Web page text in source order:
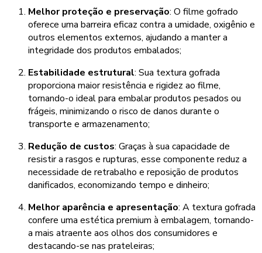
Melhor proteção e preservação: O filme gofrado
oferece uma barreira eficaz contra a umidade, oxigênio e
outros elementos externos, ajudando a manter a
integridade dos produtos embalados;
Estabilidade estrutural: Sua textura gofrada
proporciona maior resistência e rigidez ao filme,
tornando-o ideal para embalar produtos pesados ou
frágeis, minimizando o risco de danos durante o
transporte e armazenamento;
Redução de custos: Graças à sua capacidade de
resistir a rasgos e rupturas, esse componente reduz a
necessidade de retrabalho e reposição de produtos
danificados, economizando tempo e dinheiro;
Melhor aparência e apresentação: A textura gofrada
confere uma estética premium à embalagem, tornando-
a mais atraente aos olhos dos consumidores e
destacando-se nas prateleiras;